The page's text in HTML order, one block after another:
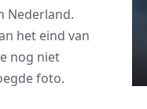
Nederland.
het eind van
nog niet
foto.